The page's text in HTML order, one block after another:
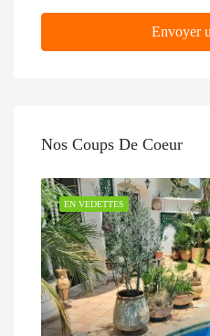
Envoyer
Nos Coups De Coeur
EN VEDETTES